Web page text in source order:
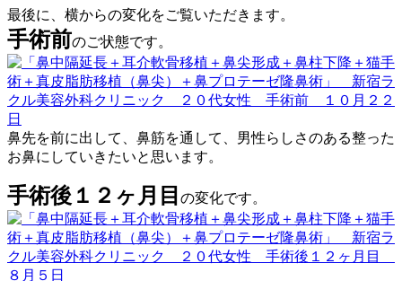
最後に、横からの変化をご覧いただきます。
手術前のご状態です。
鼻先を前に出して、鼻筋を通して、男性らしさのある整った
お鼻にしていきたいと思います。
手術後１２ヶ月目 の変化です。